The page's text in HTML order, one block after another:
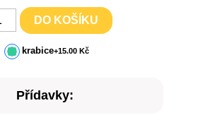
DO KOŠÍKU
krabice+15.00 Kč
Přídavky: